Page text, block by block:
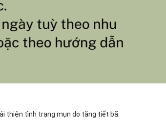
thiện tình trạng mụn do tăng tiết bã.